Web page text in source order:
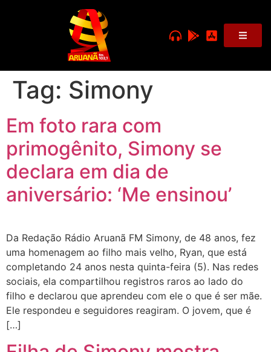
Tag: Simony
Em foto rara com
primogênito, Simony se
declara em dia de
aniversário: ‘Me ensinou’
Da Redação Rádio Aruanã FM Simony, de 48 anos, fez
uma homenagem ao filho mais velho, Ryan, que está
completando 24 anos nesta quinta-feira (5). Nas redes
sociais, ela compartilhou registros raros ao lado do
filho e declarou que aprendeu com ele o que é ser mãe.
Ele respondeu e seguidores reagiram. O jovem, que é
[…]